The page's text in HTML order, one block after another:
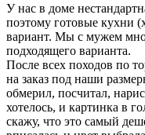
У нас в доме
поэтому готовые кухни
вариант. Мы с мужем
подходящего варианта.
После всех походов по
на заказ под наши
обмерил, посчитал,
хотелось, и картинка в
скажу, что это самый